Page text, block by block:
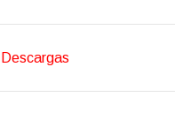
Descargas